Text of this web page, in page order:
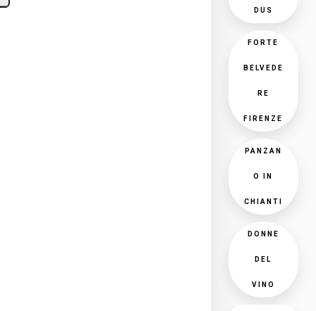
DUS
FORTE
BELVEDE
RE
FIRENZE
PANZAN
O IN
CHIANTI
DONNE
DEL
VINO